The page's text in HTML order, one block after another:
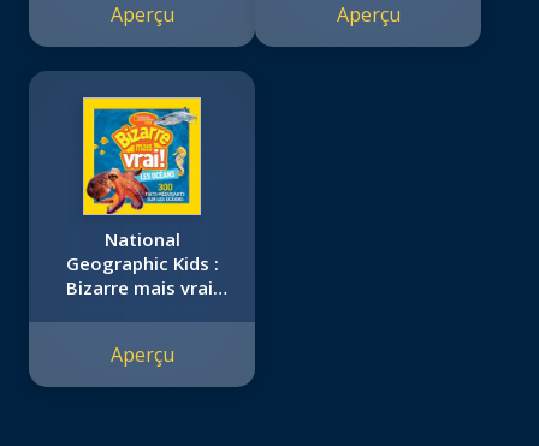
Aperçu Aperçu
National
Geographic Kids :
Bizarre mais vrai!
Aperçu